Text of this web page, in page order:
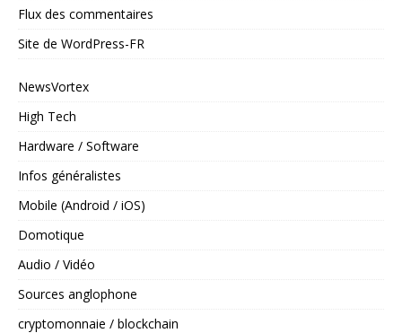
Flux des commentaires
Site de WordPress-FR
NewsVortex
High Tech
Hardware / Software
Infos généralistes
Mobile (Android / iOS)
Domotique
Audio / Vidéo
Sources anglophone
cryptomonnaie / blockchain